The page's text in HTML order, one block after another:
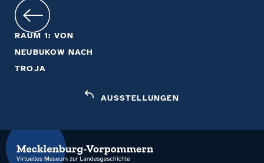
RAUM 1: VON
NEUBUKOW NACH
TROJA
AUSSTELLUNGEN